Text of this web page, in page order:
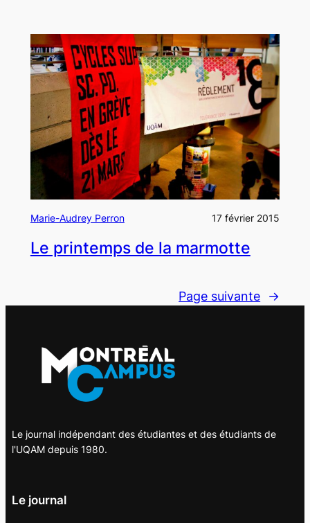
Marie-Audrey Perron 17 février 2015
Le printemps de la marmotte
Page suivante →
Le journal indépendant des étudiantes et des étudiants de
l'UQAM depuis 1980.
Le journal